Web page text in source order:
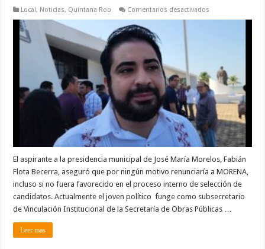
Local, Noticias, Quintana Roo Comentarios desactivados
en
caso
no
obtener
la
candidatura
la
presidencia
municipal
de
José
María
Morelos.
El aspirante a la presidencia municipal de José María Morelos, Fabián
Flota Becerra, aseguró que por ningún motivo renunciaría a MORENA,
incluso si no fuera favorecido en el proceso interno de selección de
candidatos. Actualmente el joven político funge como subsecretario
de Vinculación Institucional de la Secretaría de Obras Públicas …
Leer mas